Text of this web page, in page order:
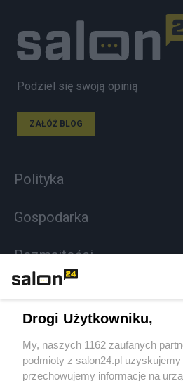
Podziel się swoją opinią
ZAŁÓŻ BLOG
Polityka
Gospodarka
Rozmaitości
Sport
Społeczeństwo
Drogi Użytkowniku,
My, naszych 1162 zaufanych
podmioty z salon24.pl uzyskujemy
przechowujemy informacje na